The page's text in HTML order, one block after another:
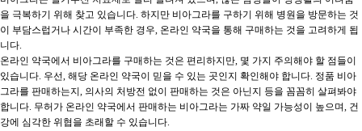
을 극복하기 위해 찾고 있습니다. 하지만 비아그라를 구하기 위해 병원을 방문하는 것
이 부담스럽거나 시간이 부족한 경우, 온라인 약국을 통해 구매하는 것을 고려하게 됩
니다.
온라인 약국에서 비아그라를 구매하는 것은 편리하지만, 몇 가지 주의해야 할 점들이
있습니다. 우선, 해당 온라인 약국이 믿을 수 있는 곳인지 확인해야 합니다. 정품 비아
그라를 판매하는지, 의사의 처방전 없이 판매하는 것은 아닌지 등을 꼼꼼히 살펴봐야
합니다. 무허가 온라인 약국에서 판매하는 비아그라는 가짜 약일 가능성이 높으며, 건
강에 심각한 위협을 초래할 수 있습니다.